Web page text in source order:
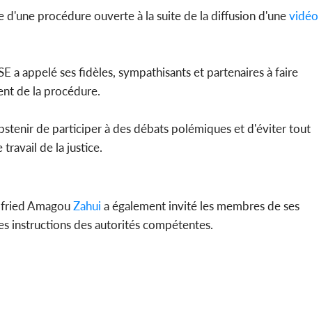
d'une procédure ouverte à la suite de la diffusion d'unevidéo
a appelé ses fidèles, sympathisants et partenaires à faire
de la procédure.
de participer à des débats polémiques et d'éviter tout
de la justice.
AmagouZahui a également invité les membres de ses
instructions des autorités compétentes.
SANTÉ
Côte d'Ivoire : Réforme